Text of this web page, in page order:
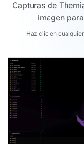
Capturas de
imagen
Haz clic en